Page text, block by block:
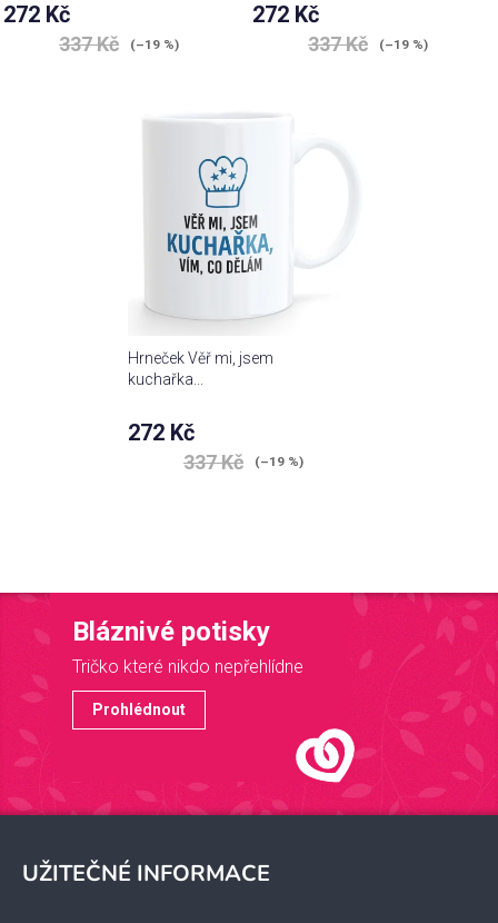
272 Kč
337 Kč (–19 %)
272 Kč
337 Kč (–19 %)
Hrneček Věř mi, jsem
kuchařka...
272 Kč
337 Kč (–19 %)
Bláznivé potisky
Tričko které nikdo nepřehlídne
Prohlédnout
UŽITEČNÉ INFORMACE